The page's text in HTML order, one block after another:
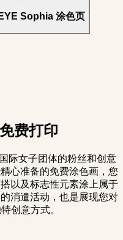
Sophia 涂色页
费打印
际女子团体的粉丝和创意
心准备的免费涂色画，您
以及标志性元素涂上属于
消遣活动，也是展现您对
创意方式。